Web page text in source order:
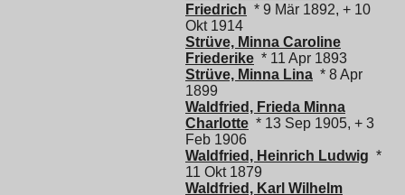
Friedrich * 9 Mär 1892, + 10
Okt 1914
Strüve, Minna Caroline
Friederike * 11 Apr 1893
Strüve, Minna Lina * 8 Apr
1899
Waldfried, Frieda Minna
Charlotte * 13 Sep 1905, + 3
Feb 1906
Waldfried, Heinrich Ludwig *
11 Okt 1879
Waldfried, Karl Wilhelm